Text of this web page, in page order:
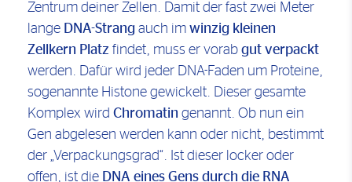
Zentrum deiner Zellen. Damit der fast zwei Meter
lange DNA-Strang auch im winzig kleinen
Zellkern Platz findet, muss er vorab gut verpackt
werden. Dafür wird jeder DNA-Faden um Proteine,
sogenannte Histone gewickelt. Dieser gesamte
Komplex wird Chromatin genannt. Ob nun ein
Gen abgelesen werden kann oder nicht, bestimmt
der „Verpackungsgrad“. Ist dieser locker oder
offen, ist die DNA eines Gens durch die RNA